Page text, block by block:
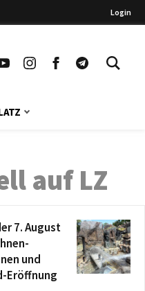
Login
auf LZ
7. August
und
Eröffnung